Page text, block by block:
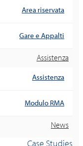
Area riservata
Gare e Appalti
Assistenza
Assistenza
Modulo RMA
News
Case Studies